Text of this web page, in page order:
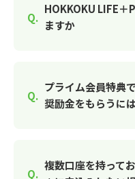
HOKKOKU LIFE＋
ますか
プライム会員特典
奨励金をもらうに
複数口座を持って